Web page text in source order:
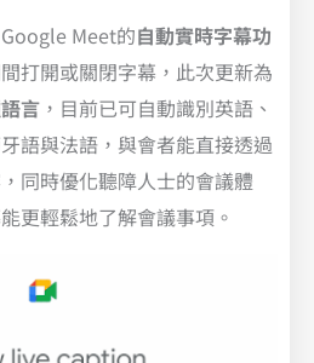
Meet的自動實時字幕功
打開或關閉字幕，此次更新為
言 ，目前已可自動識別英語、
語與法語，與會者能直接透過
同時優化聽障人士的會議體
更輕鬆地了解會議事項。